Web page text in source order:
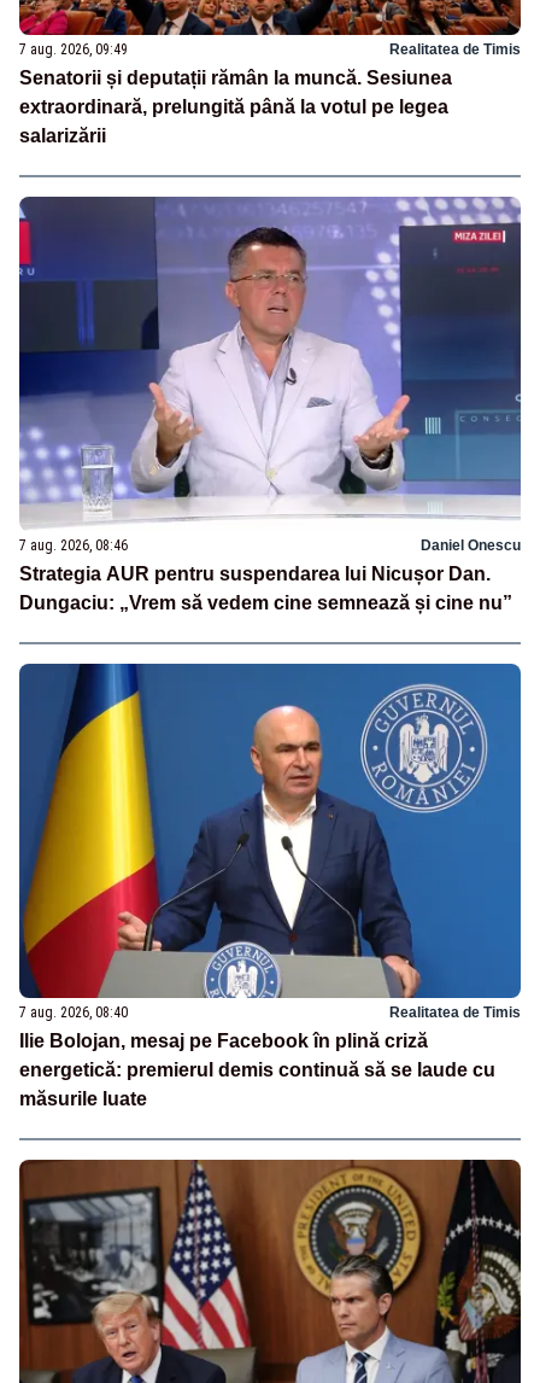
7 aug. 2026, 09:49 Realitatea de Timis
Senatorii și deputații rămân la muncă. Sesiunea
extraordinară, prelungită până la votul pe legea
salarizării
7 aug. 2026, 08:46 Daniel Onescu
Strategia AUR pentru suspendarea lui Nicușor Dan.
Dungaciu: „Vrem să vedem cine semnează și cine nu”
7 aug. 2026, 08:40 Realitatea de Timis
Ilie Bolojan, mesaj pe Facebook în plină criză
energetică: premierul demis continuă să se laude cu
măsurile luate